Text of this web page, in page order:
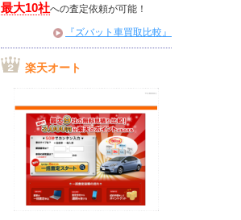
最大10社への査定依頼が可能！
『ズバット車買取比較』
楽天オート